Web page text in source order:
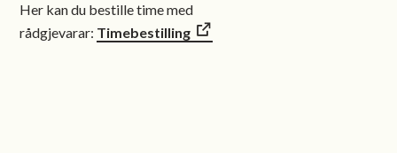
Her kan du bestille time med
rådgjevarar: Timebestilling